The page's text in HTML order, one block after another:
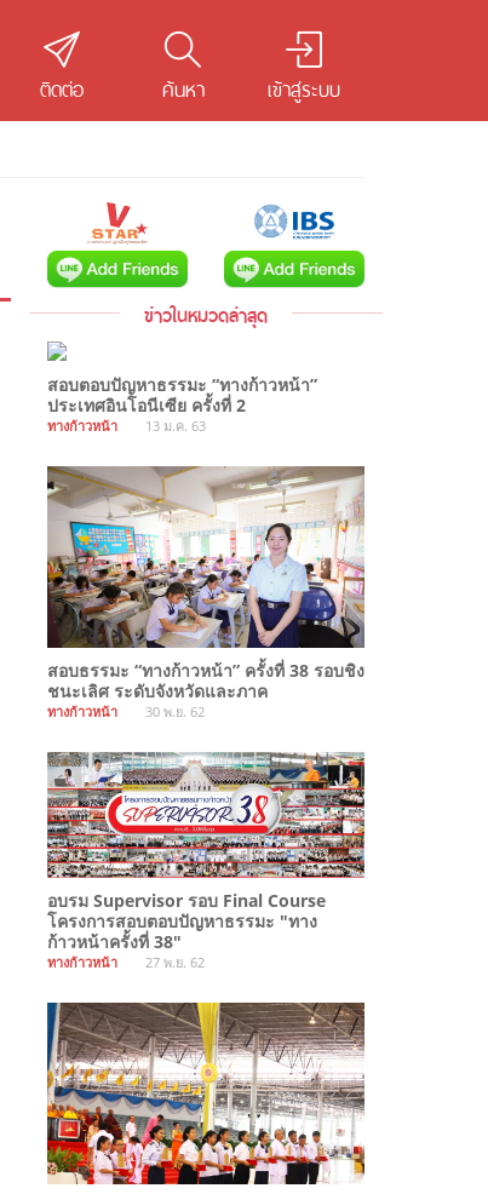
ติดต่อ ค้นหา เข้าสู่ระบบ
ข่าวในหมวดล่าสุด
สอบตอบปัญหาธรรมะ “ทางก้าวหน้า”
ประเทศอินโอนีเซีย ครั้งที่ 2
ทางก้าวหน้า 13 ม.ค. 63
สอบธรรมะ “ทางก้าวหน้า” ครั้งที่ 38 รอบชิง
ชนะเลิศ ระดับจังหวัดและภาค
ทางก้าวหน้า 30 พ.ย. 62
อบรม Supervisor รอบ Final Course
โครงการสอบตอบปัญหาธรรมะ "ทาง
ก้าวหน้าครั้งที่ 38"
ทางก้าวหน้า 27 พ.ย. 62